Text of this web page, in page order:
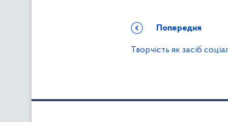
Попередня
Творчість як засіб